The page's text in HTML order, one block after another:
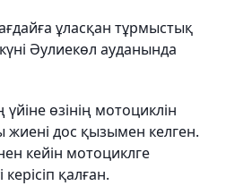
ұласқан тұрмыстық
Әулиекөл ауданында
өзінің мотоциклін
жиені дос қызымен келген.
кейін мотоциклге
қалған.